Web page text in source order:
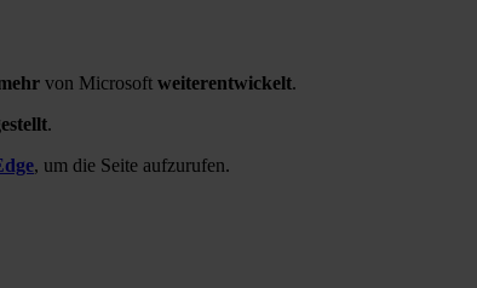
von Microsoft weiterentwickelt.
.
, um die Seite aufzurufen.